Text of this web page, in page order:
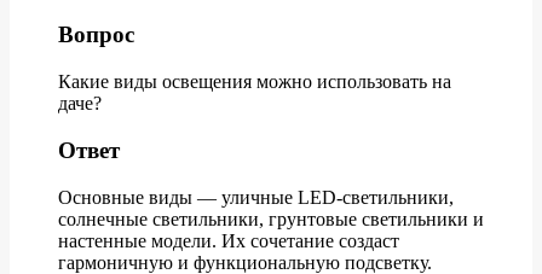
Вопрос
Какие виды освещения можно использовать на
даче?
Ответ
Основные виды — уличные LED-светильники,
солнечные светильники, грунтовые светильники и
настенные модели. Их сочетание создаст
гармоничную и функциональную подсветку.